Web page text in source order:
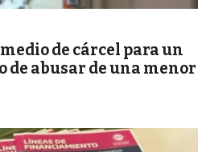
de cárcel para un
de abusar de una menor